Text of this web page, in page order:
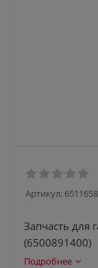
Артикул:
Запчасть для
(6500891400)
Подробнее